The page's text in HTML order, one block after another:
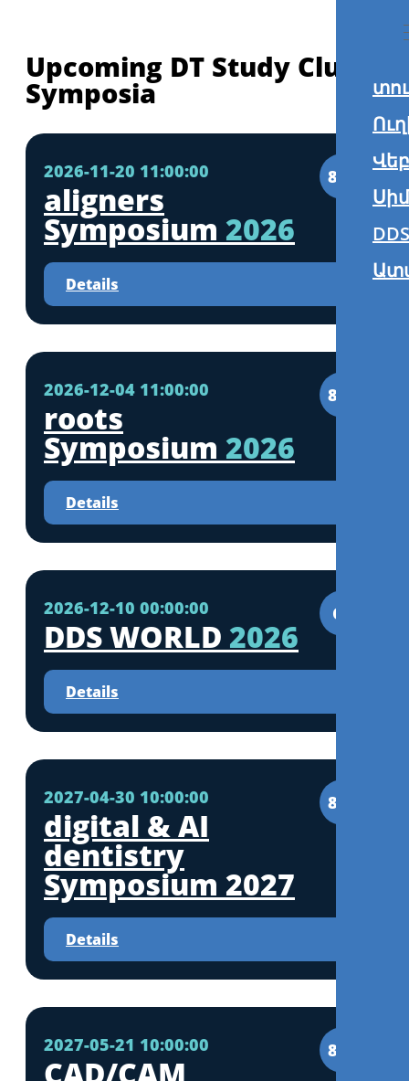
Upcoming DT Study Club
Symposia
2026-11-20 11:00:00 8CE
aligners
Symposium 2026
Details
2026-12-04 11:00:00 8CE
roots
Symposium 2026
Details
2026-12-10 00:00:00 CE
DDS WORLD 2026
Details
2027-04-30 10:00:00 8CE
digital & AI
dentistry
Symposium 2027
Details
2027-05-21 10:00:00 8CE